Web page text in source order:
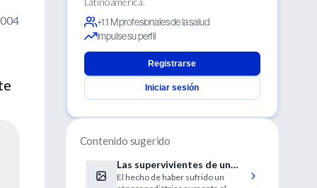
+1.1 M profesionales de la salud
Impulse su perfil
Registrarse
Iniciar sesión
Contenido sugerido
Las supervivientes de un
cáncer pediátrico corren un
El hecho de haber sufrido un